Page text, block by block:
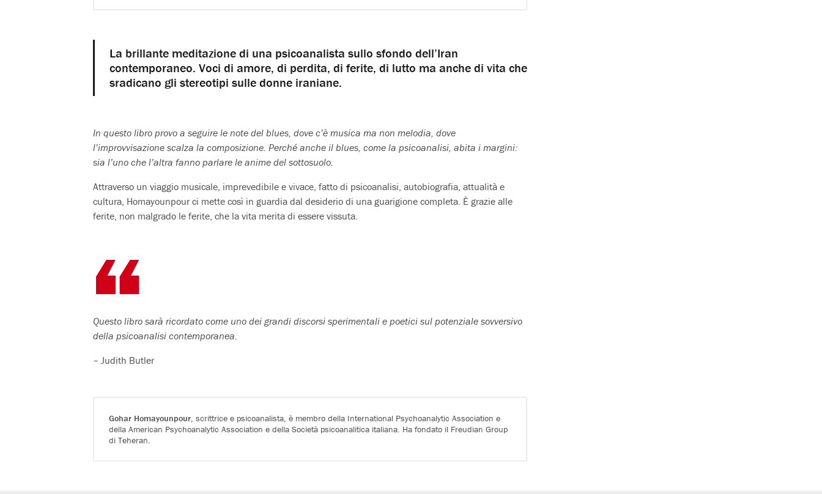
La brillante meditazione di una psicoanalista sullo sfondo dell’Iran
contemporaneo. Voci di amore, di perdita, di ferite, di lutto ma anche di vita che
sradicano gli stereotipi sulle donne iraniane.
In questo libro provo a seguire le note del blues, dove c’è musica ma non melodia, dove
l’improvvisazione scalza la composizione. Perché anche il blues, come la psicoanalisi, abita i margini:
sia l’uno che l’altra fanno parlare le anime del sottosuolo.
Attraverso un viaggio musicale, imprevedibile e vivace, fatto di psicoanalisi, autobiografia, attualità e
cultura, Homayounpour ci mette così in guardia dal desiderio di una guarigione completa. È grazie alle
ferite, non malgrado le ferite, che la vita merita di essere vissuta.
Questo libro sarà ricordato come uno dei grandi discorsi sperimentali e poetici sul potenziale sovversivo
della psicoanalisi contemporanea.
– Judith Butler
Gohar Homayounpour, scrittrice e psicoanalista, è membro della International Psychoanalytic Association e
della American Psychoanalytic Association e della Società psicoanalitica italiana. Ha fondato il Freudian Group
di Teheran.